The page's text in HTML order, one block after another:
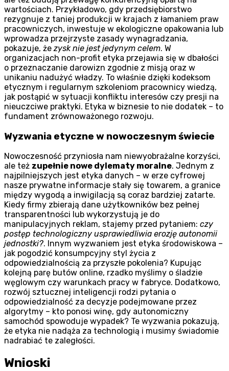
wartościach. Przykładowo, gdy przedsiębiorstwo
rezygnuje z taniej produkcji w krajach z łamaniem praw
pracowniczych, inwestuje w ekologiczne opakowania lub
wprowadza przejrzyste zasady wynagradzania,
pokazuje, żezysk nie jest jedynym celem. W
organizacjach non-profit etyka przejawia się w dbałości
o przeznaczanie darowizn zgodnie z misją oraz w
unikaniu nadużyć władzy. To właśnie dzięki kodeksom
etycznym i regularnym szkoleniom pracownicy wiedzą,
jak postąpić w sytuacji konfliktu interesów czy presji na
nieuczciwe praktyki. Etyka w biznesie to nie dodatek – to
fundament zrównoważonego rozwoju.
Wyzwania etyczne w nowoczesnym świecie
Nowoczesność przyniosła nam niewyobrażalne korzyści,
ale też zupełnie nowe dylematy moralne. Jednym z
najpilniejszych jest etyka danych – w erze cyfrowej
nasze prywatne informacje stały się towarem, a granice
między wygodą a inwigilacją są coraz bardziej zatarte.
Kiedy firmy zbierają dane użytkowników bez pełnej
transparentności lub wykorzystują je do
manipulacyjnych reklam, stajemy przed pytaniem: czy
postęp technologiczny usprawiedliwia erozję autonomii
jednostki?. Innym wyzwaniem jest etyka środowiskowa –
jak pogodzić konsumpcyjny styl życia z
odpowiedzialnością za przyszłe pokolenia? Kupując
kolejną parę butów online, rzadko myślimy o śladzie
węglowym czy warunkach pracy w fabryce. Dodatkowo,
rozwój sztucznej inteligencji rodzi pytania o
odpowiedzialność za decyzje podejmowane przez
algorytmy – kto ponosi winę, gdy autonomiczny
samochód spowoduje wypadek? Te wyzwania pokazują,
że etyka nie nadąża za technologią i musimy świadomie
nadrabiać te zaległości.
Wnioski